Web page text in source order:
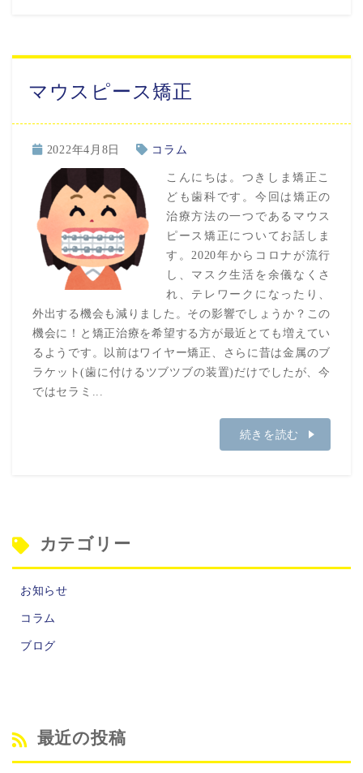
マウスピース矯正
2022年4月8日 コラム
こんにちは。つきしま矯正こ
ども歯科です。今回は矯正の
治療方法の一つであるマウス
ピース矯正についてお話しま
す。2020年からコロナが流行
し、マスク生活を余儀なくさ
れ、テレワークになったり、
外出する機会も減りました。その影響でしょうか？この
機会に！と矯正治療を希望する方が最近とても増えてい
るようです。以前はワイヤー矯正、さらに昔は金属のブ
ラケット(歯に付けるツブツブの装置)だけでしたが、今
ではセラミ...
続きを読む
カテゴリー
お知らせ
コラム
ブログ
最近の投稿